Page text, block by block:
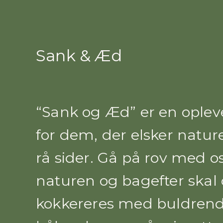
Sank & Æd
“Sank og Æd” er en
for dem, der elsker
rå sider. Gå på rov med
naturen og bagefter skal
kokkereres med